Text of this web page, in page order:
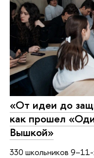
«От идеи до
как прошел
Вышкой»
330 школьников 9–11-